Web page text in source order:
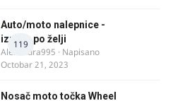
119
Auto/moto nalepnice -
izrada po želji
Alexandra995 · Napisano
Octobar 21, 2023
Nosač moto točka Wheel